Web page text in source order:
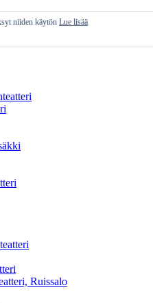
Ruissalo
niiden käytön Lue lisää